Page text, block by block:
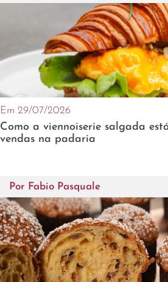
Em 29/07/2026
Como a viennoiserie salgada
vendas na padaria
Por Fabio Pasquale